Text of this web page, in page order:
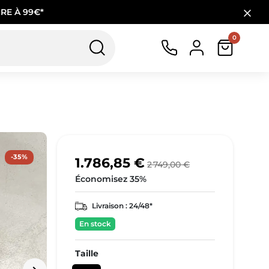
À 99€*
0
-35% 1.786,85 € 2 749,00 €
Économisez 35%
Livraison :24/48*
En stock
Taille